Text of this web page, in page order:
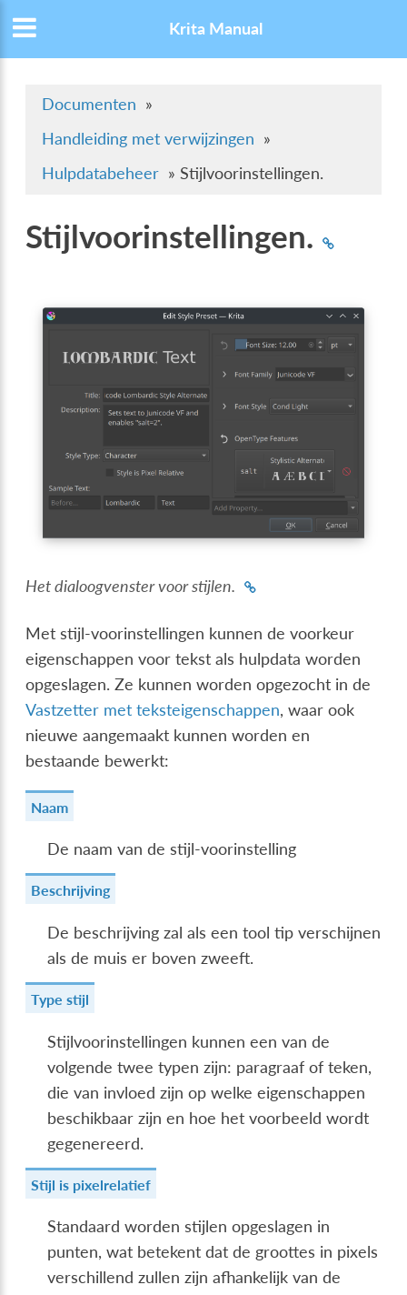
Krita Manual
Documenten »
Handleiding met verwijzingen »
Hulpdatabeheer » Stijlvoorinstellingen.
Stijlvoorinstellingen.
Het dialoogvenster voor stijlen.
Met stijl-voorinstellingen kunnen de voorkeur
eigenschappen voor tekst als hulpdata worden
opgeslagen. Ze kunnen worden opgezocht in de
Vastzetter met teksteigenschappen, waar ook
nieuwe aangemaakt kunnen worden en
bestaande bewerkt:
Naam
De naam van de stijl-voorinstelling
Beschrijving
De beschrijving zal als een tool tip verschijnen
als de muis er boven zweeft.
Type stijl
Stijlvoorinstellingen kunnen een van de
volgende twee typen zijn: paragraaf of teken,
die van invloed zijn op welke eigenschappen
beschikbaar zijn en hoe het voorbeeld wordt
gegenereerd.
Stijl is pixelrelatief
Standaard worden stijlen opgeslagen in
punten, wat betekent dat de groottes in pixels
verschillend zullen zijn afhankelijk van de